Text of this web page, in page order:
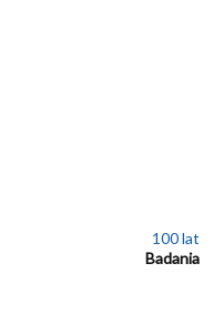
100 lat
Badania